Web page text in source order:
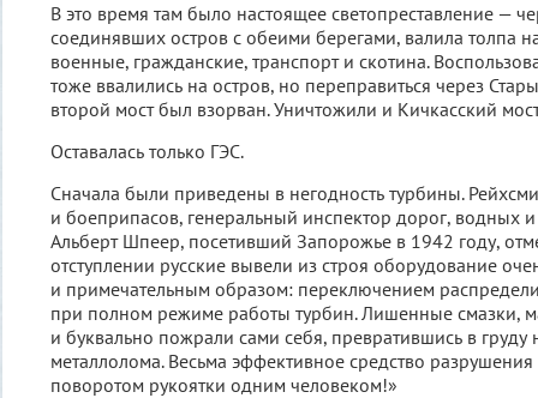
В это время там было настоящее светопреставление —
соединявших остров с обеими берегами, валила толпа
военные, гражданские, транспорт и скотина.
тоже ввалились на остров, но переправиться через
второй мост был взорван. Уничтожили и Кичкасский
Оставалась только ГЭС.
Сначала были приведены в негодность турбины.
и боеприпасов, генеральный инспектор дорог, водных и
Альберт Шпеер, посетивший Запорожье в 1942 году,
отступлении русские вывели из строя оборудование
и примечательным образом: переключением
при полном режиме работы турбин. Лишенные смазки,
и буквально пожрали сами себя, превратившись в груду
металлолома. Весьма эффективное средство
поворотом рукоятки одним человеком!»